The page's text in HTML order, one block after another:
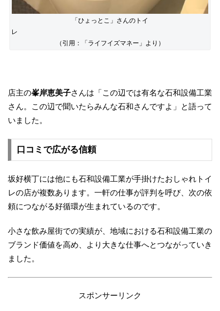
「ひょっとこ」さんのトイ
レ
（引用：「ライフイズマネー」より）
店主の峯岸恵美子さんは「この辺では有名な石和設備工業
さん。この辺で聞いたらみんな石和さんですよ」と語って
いました。
口コミで広がる信頼
坂好横丁には他にも石和設備工業が手掛けたおしゃれトイ
レの店が複数あります。一軒の仕事が評判を呼び、次の依
頼につながる好循環が生まれているのです。
小さな飲み屋街での実績が、地域における石和設備工業の
ブランド価値を高め、より大きな仕事へとつながっていき
ました。
スポンサーリンク